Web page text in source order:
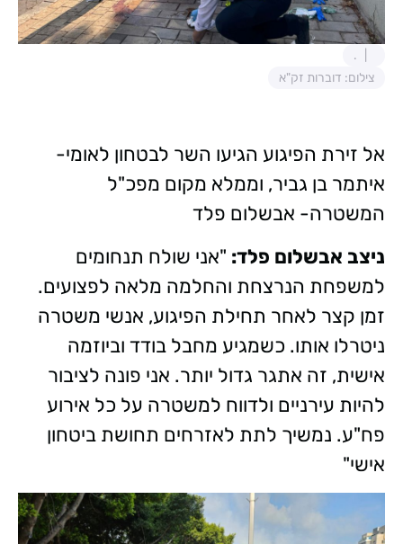
.
צילום: דוברות זק"א
אל זירת הפיגוע הגיעו השר לבטחון לאומי-
איתמר בן גביר, וממלא מקום מפכ"ל
המשטרה- אבשלום פלד
ניצב אבשלום פלד: "אני שולח תנחומים
למשפחת הנרצחת והחלמה מלאה לפצועים.
זמן קצר לאחר תחילת הפיגוע, אנשי משטרה
ניטרלו אותו. כשמגיע מחבל בודד וביוזמה
אישית, זה אתגר גדול יותר. אני פונה לציבור
להיות עירניים ולדווח למשטרה על כל אירוע
פח"ע. נמשיך לתת לאזרחים תחושת ביטחון
אישי"